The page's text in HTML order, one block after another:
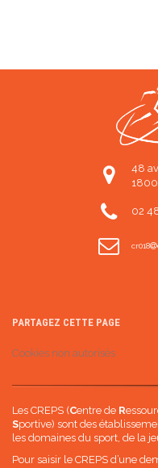
48
02
cr018
PARTAGEZ CETTE PAGE
Cookies non autorisés
Les CREPS (Centre de R
Sportive) sont des
les domaines du sport, de la
Pour saisir le CREPS d’une